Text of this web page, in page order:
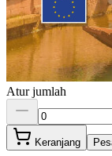
Atur jumlah
Keranjang